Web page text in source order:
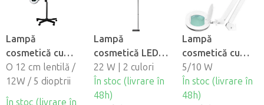
Lampă
cosmetică cu
lupa BeautyOne
S5 LED Black cu
suport
O 12 cm lentilă /
12W / 5 dioptrii
În stoc (livrare în
Lampă
cosmetică LED
BeautyOne Yoga
22 W | 2 culori
În stoc (livrare în
48h)
Lampă
cosmetică cu
lupă si control al
intensitătii
luminii
5/10 W
În stoc (livrare în
48h)